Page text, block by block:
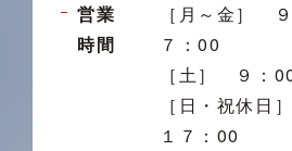
営業
時間
［月～金］
７：00
［土］ ９：
［日・祝休日
１７：00